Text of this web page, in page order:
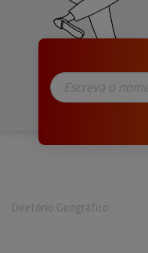
Diretório Geográfico